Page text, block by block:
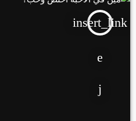
insert_link